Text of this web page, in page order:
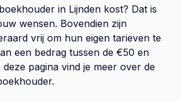
in Lijnden kost? Dat is
wensen. Bovendien zijn
vrij om hun eigen tarieven te
een bedrag tussen de €50 en
deze pagina vind je meer over de